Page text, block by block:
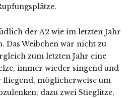
der A2 wie im letzten Jahr
Das Weibchen war nicht zu
zum letzten Jahr eine
immer wieder singend und
möglicherweise um
dazu zwei Stieglitze,